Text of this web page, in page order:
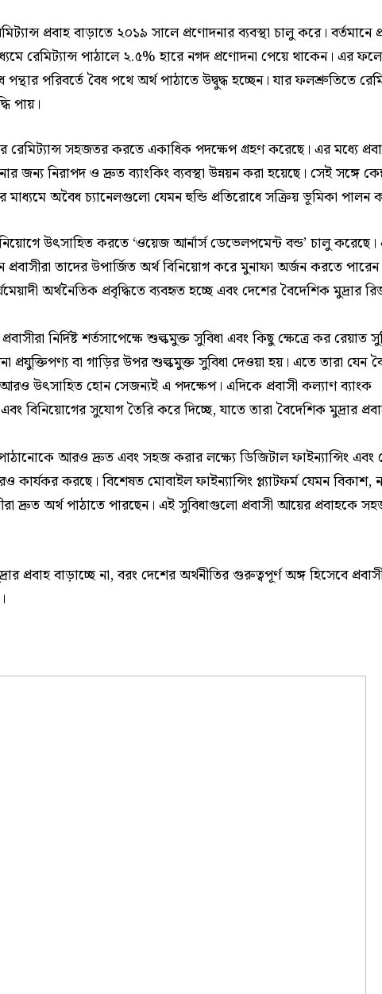
প্রবাহ বাড়াতে ২০১৯ সালে প্রণোদনার ব্যবস্থা চালু করে। বর্তমানে
রেমিট্যান্স পাঠালে ২.৫% হারে নগদ প্রণোদনা পেয়ে থাকেন। এর ফলে
পরিবর্তে বৈধ পথে অর্থ পাঠাতে উদ্বুদ্ধ হচ্ছেন। যার ফলশ্রুতিতে
পায়।
রেমিট্যান্স সহজতর করতে একাধিক পদক্ষেপ গ্রহণ করেছে। এর মধ্যে
জন্য নিরাপদ ও দ্রুত ব্যাংকিং ব্যবস্থা উন্নয়ন করা হয়েছে। সেই সঙ্গে
মাধ্যমে অবৈধ চ্যানেলগুলো যেমন হুন্ডি প্রতিরোধে সক্রিয় ভূমিকা পালন
উৎসাহিত করতে ‘ওয়েজ আর্নার্স ডেভেলপমেন্ট বন্ড’ চালু করেছে।
তাদের উপার্জিত অর্থ বিনিয়োগ করে মুনাফা অর্জন করতে
অর্থনৈতিক প্রবৃদ্ধিতে ব্যবহৃত হচ্ছে এবং দেশের বৈদেশিক মুদ্রার
নির্দিষ্ট শর্তসাপেক্ষে শুল্কমুক্ত সুবিধা এবং কিছু ক্ষেত্রে কর রেয়াত
প্রযুক্তিপণ্য বা গাড়ির উপর শুল্কমুক্ত সুবিধা দেওয়া হয়। এতে তারা যেন
উৎসাহিত হোন সেজন্যই এ পদক্ষেপ। এদিকে প্রবাসী কল্যাণ ব্যাংক
বিনিয়োগের সুযোগ তৈরি করে দিচ্ছে, যাতে তারা বৈদেশিক মুদ্রার
পাঠানোকে আরও দ্রুত এবং সহজ করার লক্ষ্যে ডিজিটাল ফাইন্যান্সিং
করছে। বিশেষত মোবাইল ফাইন্যান্সিং প্ল্যাটফর্ম যেমন বিকাশ,
দ্রুত অর্থ পাঠাতে পারছেন। এই সুবিধাগুলো প্রবাসী আয়ের প্রবাহকে
প্রবাহ বাড়াচ্ছে না, বরং দেশের অর্থনীতির গুরুত্বপূর্ণ অঙ্গ হিসেবে